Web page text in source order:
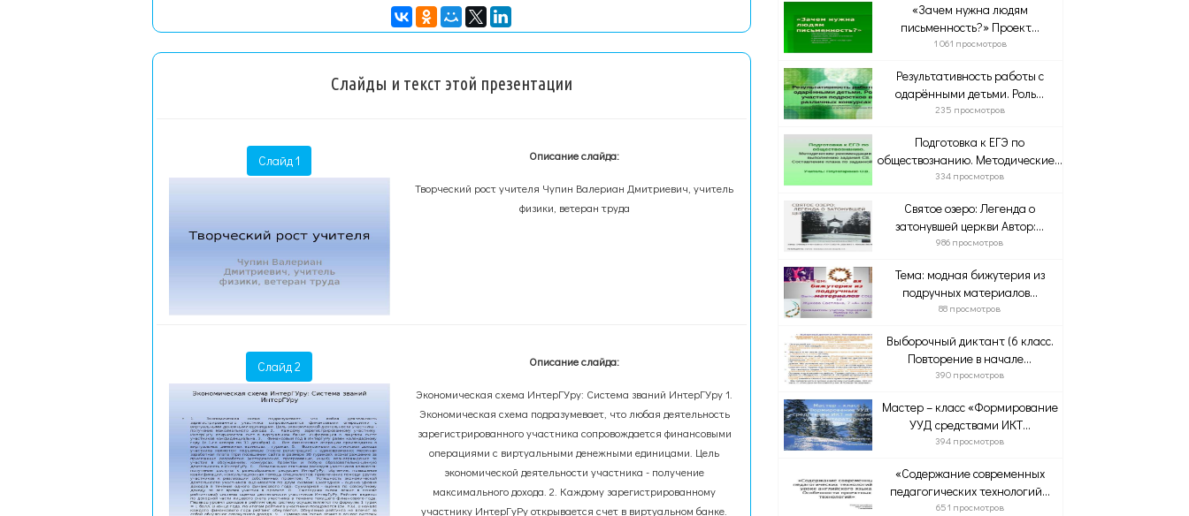
Слайды и текст этой презентации
Слайд 1 Описание слайда:
Творческий рост учителя Чупин Валериан Дмитриевич, учитель
физики, ветеран труда
Слайд 2 Описание слайда:
Экономическая схема ИнтерГУру: Система званий ИнтерГУру 1.
Экономическая схема подразумевает, что любая деятельность
зарегистрированного участника сопровождается финансовыми
операциями с виртуальными денежными единицами. Цель
экономической деятельности участника - получение
максимального дохода. 2. Каждому зарегистрированному
участнику ИнтерГуРу открывается счет в виртуальном банке.
«Зачем нужна людям
письменность?» Проект...
1 061 просмотров
Результативность работы с
одарёнными детьми. Роль...
235 просмотров
Подготовка к ЕГЭ по
обществознанию. Методические...
334 просмотров
Святое озеро: Легенда о
затонувшей церкви Автор:...
986 просмотров
Тема: модная бижутерия из
подручных материалов...
88 просмотров
Выборочный диктант (6 класс.
Повторение в начале...
390 просмотров
Мастер – класс «Формирование
УУД средствами ИКТ...
394 просмотров
«Содержание современных
педагогических технологий...
651 просмотров